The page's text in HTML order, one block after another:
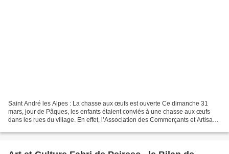
Saint André les Alpes : La chasse aux œufs est ouverte Ce dimanche 31
mars, jour de Pâques, les enfants étaient conviés à une chasse aux œufs
dans les rues du village. En effet, l’Association des Commerçants et Artisans